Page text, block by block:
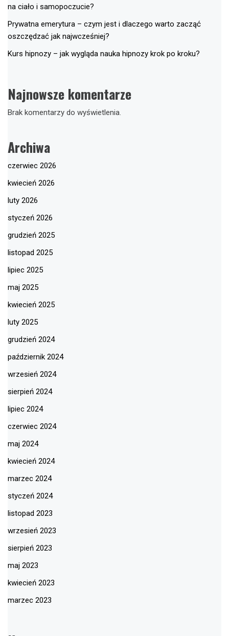
na ciało i samopoczucie?
Prywatna emerytura – czym jest i dlaczego warto zacząć
oszczędzać jak najwcześniej?
Kurs hipnozy – jak wygląda nauka hipnozy krok po kroku?
Najnowsze komentarze
Brak komentarzy do wyświetlenia.
Archiwa
czerwiec 2026
kwiecień 2026
luty 2026
styczeń 2026
grudzień 2025
listopad 2025
lipiec 2025
maj 2025
kwiecień 2025
luty 2025
grudzień 2024
październik 2024
wrzesień 2024
sierpień 2024
lipiec 2024
czerwiec 2024
maj 2024
kwiecień 2024
marzec 2024
styczeń 2024
listopad 2023
wrzesień 2023
sierpień 2023
maj 2023
kwiecień 2023
marzec 2023